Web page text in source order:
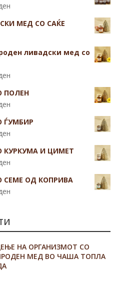
МЕД СО САЌЕ
ливадски мед со
ПОЛЕН
ЃУМБИР
КУРКУМА И ЦИМЕТ
СЕМЕ ОД КОПРИВА
НА ОРГАНИЗМОТ СО
МЕД ВО ЧАША ТОПЛА